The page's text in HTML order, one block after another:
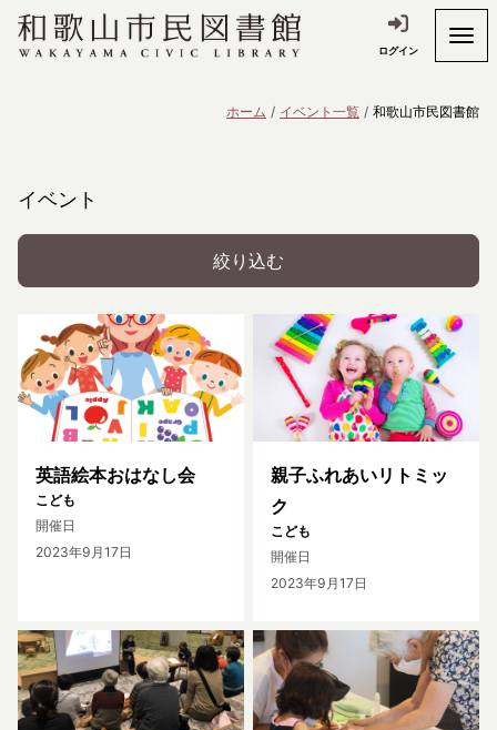
ログイン
ホーム イベント一覧 和歌山市民図書館
イベント
絞り込む
英語絵本おはなし会
こども
開催日
2023年9月17日
親子ふれあいリトミッ
ク
こども
開催日
2023年9月17日